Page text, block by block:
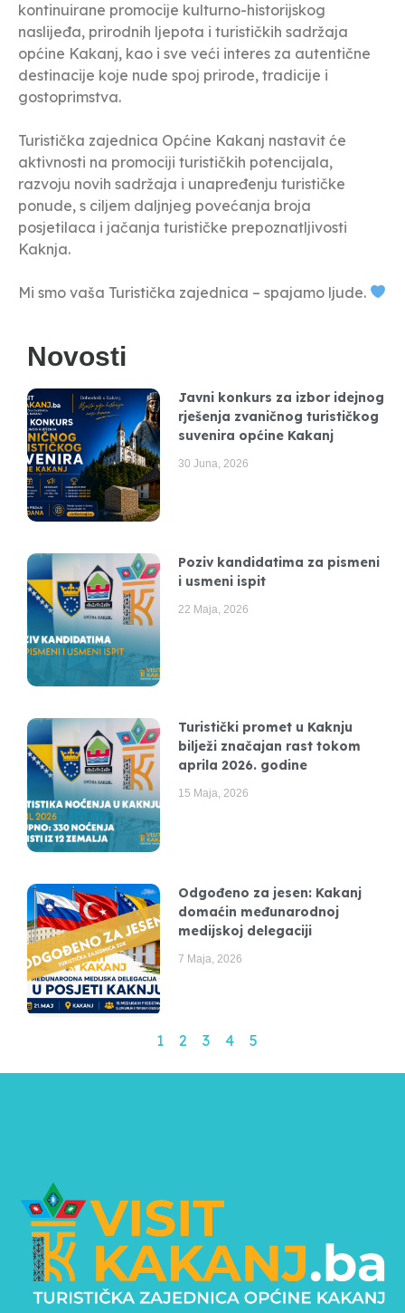
kontinuirane promocije kulturno-historijskog
naslijeđa, prirodnih ljepota i turističkih sadržaja
općine Kakanj, kao i sve veći interes za autentične
destinacije koje nude spoj prirode, tradicije i
gostoprimstva.
Turistička zajednica Općine Kakanj nastavit će
aktivnosti na promociji turističkih potencijala,
razvoju novih sadržaja i unapređenju turističke
ponude, s ciljem daljnjeg povećanja broja
posjetilaca i jačanja turističke prepoznatljivosti
Kaknja.
Mi smo vaša Turistička zajednica – spajamo ljude.
Novosti
Javni konkurs za izbor idejnog
rješenja zvaničnog turističkog
suvenira općine Kakanj
30 Juna, 2026
Poziv kandidatima za pismeni
i usmeni ispit
22 Maja, 2026
Turistički promet u Kaknju
bilježi značajan rast tokom
aprila 2026. godine
15 Maja, 2026
Odgođeno za jesen: Kakanj
domaćin međunarodnoj
medijskoj delegaciji
7 Maja, 2026
1 2 3 4 5